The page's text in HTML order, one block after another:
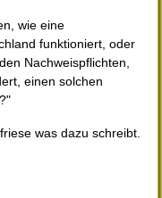
wie eine
funktioniert, oder
Nachweispflichten,
einen solchen
was dazu schreibt.